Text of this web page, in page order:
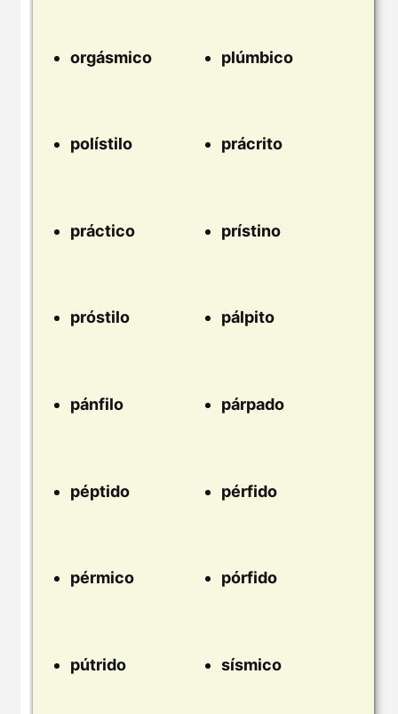
orgásmico plúmbico
polístilo prácrito
práctico prístino
próstilo pálpito
pánfilo párpado
péptido pérfido
pérmico pórfido
pútrido sísmico